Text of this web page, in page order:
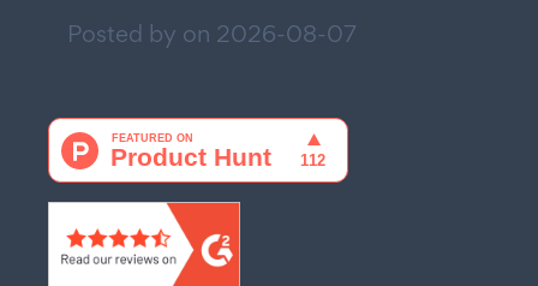
Posted by on 2026-08-07